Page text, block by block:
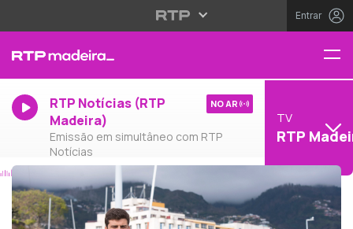
Entrar
RTP Notícias (RTP
Madeira)
Emissão em simultâneo com RTP
Notícias
NO AR
TV
RTP